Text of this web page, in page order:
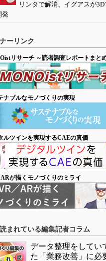
リンタで解消、イグアスが
発
ーリンク
リサーチ ～読者調査レポートまと
ナブルなモノづくりの実現
ルツインを実現するCAEの真価
が描くモノづくりのミライ
まれている編集記者コラム
データ整理をしてい
た「業務改善」に必